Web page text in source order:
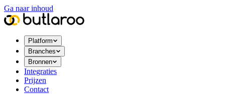
Ga naar inhoud
Platform
Branches
Bronnen
Integraties
Prijzen
Contact